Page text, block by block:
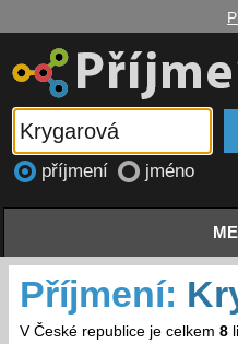
příjmení jméno
Příjmení:
V České republice je celkem 8